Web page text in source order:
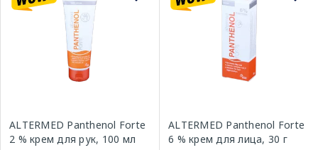
ALTERMED Panthenol Forte
2 % крем для рук, 100 мл
ALTERMED Panthenol Forte
6 % крем для лица, 30 г